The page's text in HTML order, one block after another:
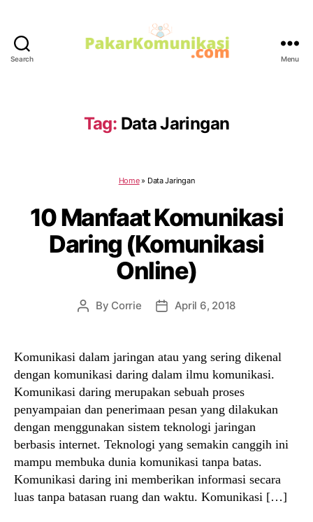
Search Menu
Tag: Data Jaringan
Home» Data Jaringan
10 Manfaat Komunikasi
Daring (Komunikasi
Online)
Post
By Corrie
PostApril 6, 2018
Komunikasi dalam jaringan atau yang sering dikenal
dengan komunikasi daring dalam ilmu komunikasi.
Komunikasi daring merupakan sebuah proses
penyampaian dan penerimaan pesan yang dilakukan
dengan menggunakan sistem teknologi jaringan
berbasis internet. Teknologi yang semakin canggih ini
mampu membuka dunia komunikasi tanpa batas.
Komunikasi daring ini memberikan informasi secara
luas tanpa batasan ruang dan waktu. Komunikasi […]